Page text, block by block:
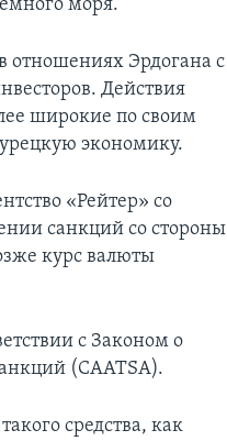
моря.
отношениях Эрдогана с
Действия
широкие по своим
экономику.
«Рейтер» со
санкций со стороны
курс валюты
с Законом о
(CAATSA).
средства, как